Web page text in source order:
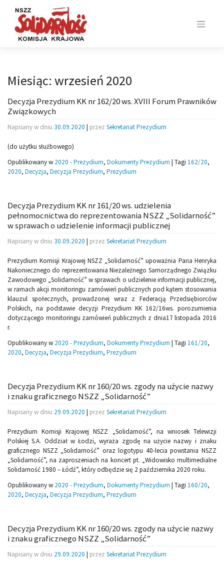
content
Miesiąc: wrzesień 2020
Decyzja Prezydium KK nr 162/20 ws. XVIII Forum Prawników
Związkowych
Napisany w dniu 30.09.2020 | przez Sekretariat Prezydium
(do użytku służbowego)
Opublikowany w 2020 - Prezydium, Dokumenty Prezydium | Tagi 162/20,
2020, Decyzja, Decyzja Prezydium, Prezydium
Decyzja Prezydium KK nr 161/20 ws. udzielenia
pełnomocnictwa do reprezentowania NSZZ „Solidarność”
w sprawach o udzielenie informacji publicznej
Napisany w dniu 30.09.2020 | przez Sekretariat Prezydium
Prezydium Komisji Krajowej NSZZ „Solidarność” upoważnia Pana Henryka
Nakoniecznego do reprezentowania Niezależnego Samorządnego Związku
Zawodowego „Solidarność” w sprawach o udzielenie informacji publicznej,
w ramach akcji monitoringu zamówień publicznych pod kątem stosowania
klauzul społecznych, prowadzonej wraz z Federacją Przedsiębiorców
Polskich, na podstawie decyzji Prezydium KK 162/16ws. porozumienia
dotyczącego monitoringu zamówień publicznych z dnia17 listopada 2016
r.
Opublikowany w 2020 - Prezydium, Dokumenty Prezydium | Tagi 161/20,
2020, Decyzja, Decyzja Prezydium, Prezydium
Decyzja Prezydium KK nr 160/20 ws. zgody na użycie nazwy
i znaku graficznego NSZZ „Solidarność”
Napisany w dniu 29.09.2020 | przez Sekretariat Prezydium
Prezydium Komisji Krajowej NSZZ „Solidarność”, na wniosek Telewizji
Polskiej S.A. Oddział w Łodzi, wyraża zgodę na użycie nazwy i znaku
graficznego NSZZ „Solidarność” oraz logotypu 40-lecia powstania NSZZ
„Solidarność”, na zaproszeniach na koncert pt. „Widowisko multimedialne
Solidarność 1980 – Łódź”, który odbędzie się 2 października 2020 roku.
Opublikowany w 2020 - Prezydium, Dokumenty Prezydium | Tagi 160/20,
2020, Decyzja, Decyzja Prezydium, Prezydium
Decyzja Prezydium KK nr 160/20 ws. zgody na użycie nazwy
i znaku graficznego NSZZ „Solidarność”
Napisany w dniu 29.09.2020 | przez Sekretariat Prezydium